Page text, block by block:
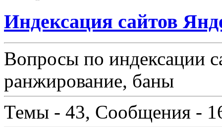
Индексация сайтов
Вопросы по индексации
ранжирование, баны
Темы - 43, Сообщения -